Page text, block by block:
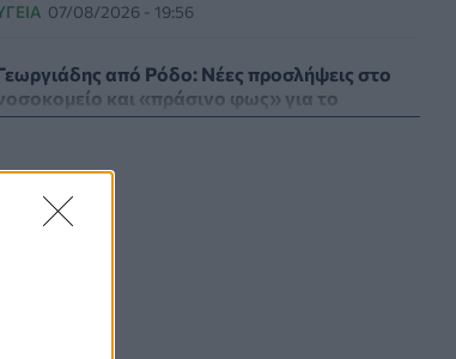
07/08/2026 - 19:56
από Ρόδο: Νέες προσλήψεις στο
και «πράσινο φως» για το
κέντρο
Σε κόκκινο συναγερμό για φωτιές Κρήτη,